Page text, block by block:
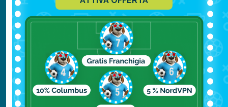
culinarie non vi deluderanno.
Il mercatino dell'Avvento nella Marktplatz è
il posto perfetto in cui portare i bambini. Qui
i più piccoli possono cavalcare pony,
ascoltare fiabe e vedere gli spettacoli dei
burattini. Tutto sotto i magici riflessi di un